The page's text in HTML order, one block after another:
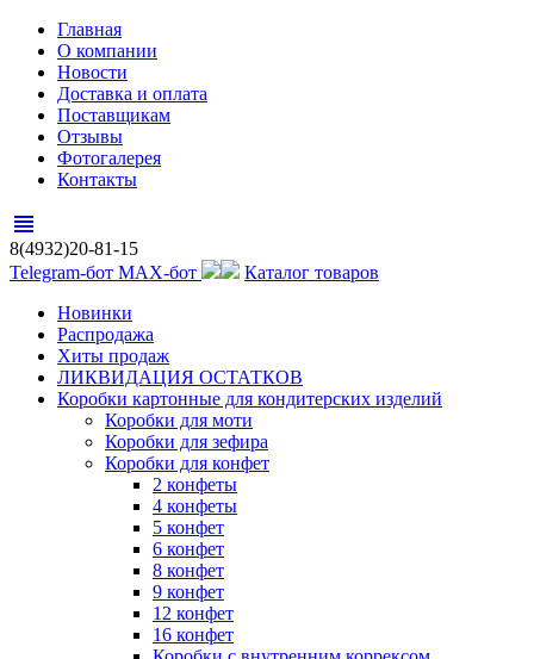
Главная
О компании
Новости
Доставка и оплата
Поставщикам
Отзывы
Фотогалерея
Контакты
view_headline
8(4932)20-81-15
Telegram-бот MAX-бот
Каталог товаров
Новинки
Распродажа
Хиты продаж
ЛИКВИДАЦИЯ ОСТАТКОВ
Коробки картонные для кондитерских изделий
Коробки для моти
Коробки для зефира
Коробки для конфет
2 конфеты
4 конфеты
5 конфет
6 конфет
8 конфет
9 конфет
12 конфет
16 конфет